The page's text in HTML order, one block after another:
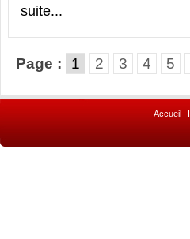
suite...
Page : 1 2 3 4 5
Accueil I